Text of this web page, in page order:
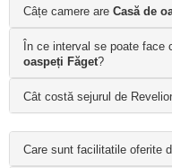
Câțe camere are Casă de
În ce interval se poate
oaspeți Făget?
Cât costă sejurul de
Care sunt facilitatile oferite